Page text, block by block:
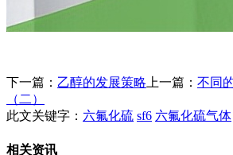
下一篇： 乙醇的发展策略 上一篇： 不同
（二）
此文关键字： 六氟化硫 sf6 六氟化硫气体
相关资讯